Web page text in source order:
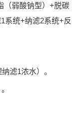
（弱酸钠型）+脱碳
系统+纳滤2系统+反
滤1浓水）。